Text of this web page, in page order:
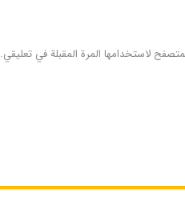
لاستخدامها المرة المقبلة في تعليقي.